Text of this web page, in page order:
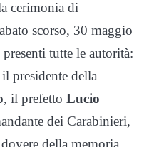
cerimonia di
scorso, 30 maggio
tutte le autorità:
presidente della
, il prefetto Lucio
dei Carabinieri,
della memoria,